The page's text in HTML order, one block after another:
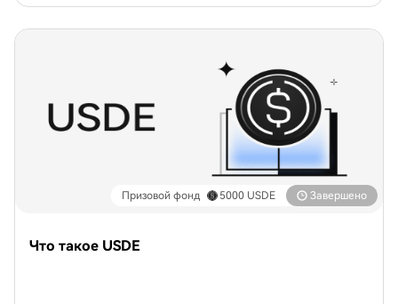
Призовой фонд 5000 USDE Завершено
Что такое USDE